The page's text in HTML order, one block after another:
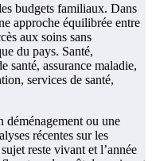
budgets familiaux. Dans
approche équilibrée entre
aux soins sans
du pays. Santé,
santé, assurance maladie,
services de santé,
déménagement ou une
récentes sur les
reste vivant et l’année